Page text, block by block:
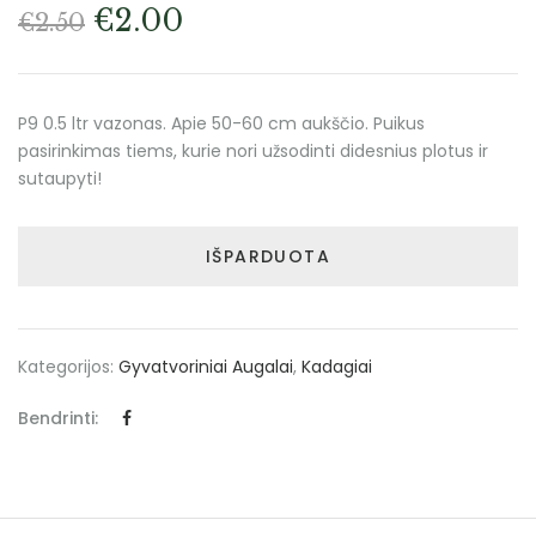
€2.50 €2.00
P9 0.5 ltr vazonas. Apie 50-60 cm aukščio. Puikus
pasirinkimas tiems, kurie nori užsodinti didesnius plotus ir
sutaupyti!
IŠPARDUOTA
Kategorijos: Gyvatvoriniai Augalai, Kadagiai
Bendrinti: